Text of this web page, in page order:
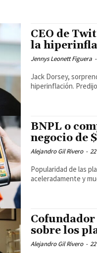
CEO de
la
Jennys Leonett Figuera -
Jack Dorsey,
hiperinflación.
BNPL o
negocio de
Alejandro Gil Rivero -
Popularidad de las
aceleradamente y
Cofundador
sobre los
Alejandro Gil Rivero -